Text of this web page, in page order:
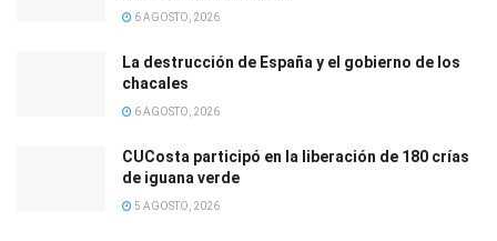
6 AGOSTO, 2026
La destrucción de España y el gobierno de los
chacales
6 AGOSTO, 2026
CUCosta participó en la liberación de 180 crías
de iguana verde
5 AGOSTO, 2026